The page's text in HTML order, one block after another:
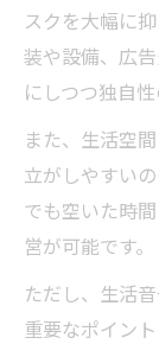
スクを大幅に
装や設備、広
にしつつ独自
また、生活空
立がしやすい
でも空いた時
営が可能です。
ただし、生活
重要なポイン